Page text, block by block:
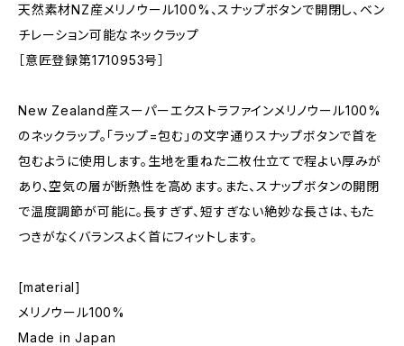
天然素材NZ産メリノウール100%、スナップボタンで開閉し、ベン
チレーション可能なネックラップ
［意匠登録第1710953号］
New Zealand産スーパーエクストラファインメリノウール100%
のネックラップ。「ラップ=包む」の文字通りスナップボタンで首を
包むように使用します。生地を重ねた二枚仕立てで程よい厚みが
あり、空気の層が断熱性を高めます。また、スナップボタンの開閉
で温度調節が可能に。長すぎず、短すぎない絶妙な長さは、もた
つきがなくバランスよく首にフィットします。
[material]
メリノウール100%
Made in Japan